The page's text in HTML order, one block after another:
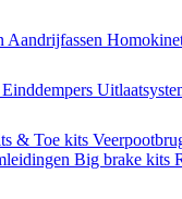
Aandrijfassen
Einddempers
& Toe kits
Big brake kits